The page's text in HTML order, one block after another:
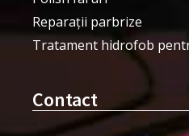
Reparații parbrize
Tratament hidrofob
Contact